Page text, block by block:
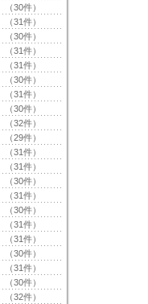
（30件）
（31件）
（30件）
（31件）
（31件）
（30件）
（31件）
（30件）
（32件）
（29件）
（31件）
（31件）
（30件）
（31件）
（30件）
（31件）
（31件）
（30件）
（31件）
（30件）
（32件）